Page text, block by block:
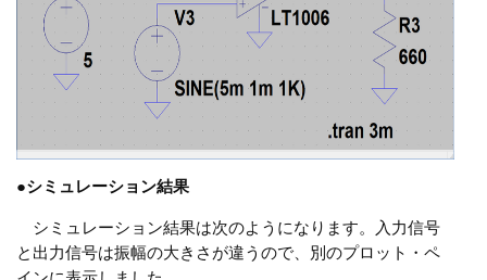
●シミュレーション結果
シミュレーション結果は次のようになります。入力信号
と出力信号は振幅の大きさが違うので、別のプロット・ペ